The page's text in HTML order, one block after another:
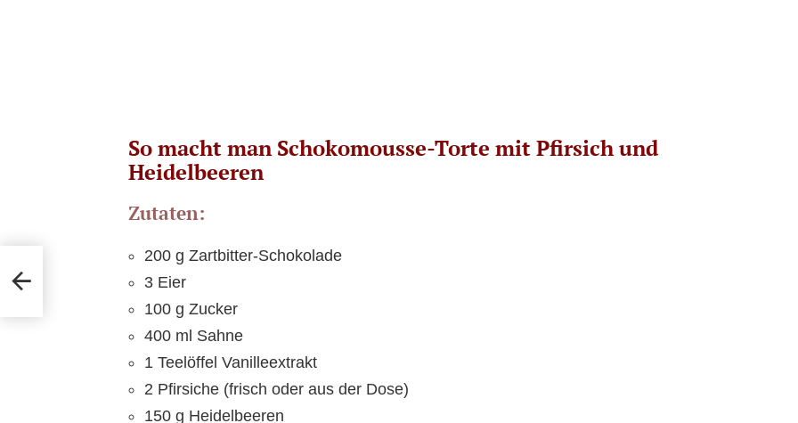
So macht man Schokomousse-Torte mit Pfirsich und
Heidelbeeren
Zutaten:
200 g Zartbitter-Schokolade
3 Eier
100 g Zucker
400 ml Sahne
1 Teelöffel Vanilleextrakt
2 Pfirsiche (frisch oder aus der Dose)
150 g Heidelbeeren